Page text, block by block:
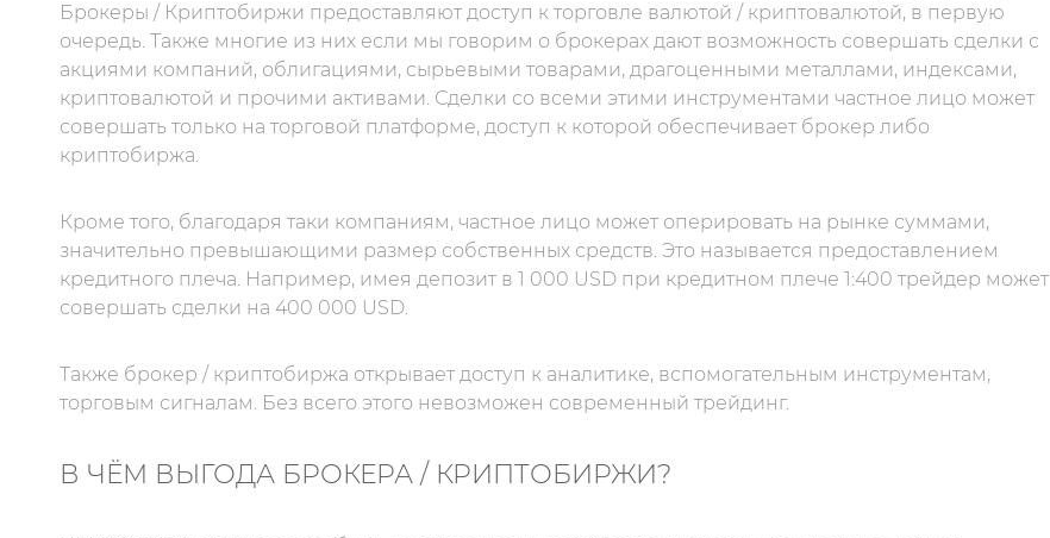
Брокеры / Криптобиржи предоставляют доступ к торговле валютой / криптовалютой, в первую
очередь. Также многие из них если мы говорим о брокерах дают возможность совершать сделки с
акциями компаний, облигациями, сырьевыми товарами, драгоценными металлами, индексами,
криптовалютой и прочими активами. Сделки со всеми этими инструментами частное лицо может
совершать только на торговой платформе, доступ к которой обеспечивает брокер либо
криптобиржа.
Кроме того, благодаря таки компаниям, частное лицо может оперировать на рынке суммами,
значительно превышающими размер собственных средств. Это называется предоставлением
кредитного плеча. Например, имея депозит в 1 000 USD при кредитном плече 1:400 трейдер может
совершать сделки на 400 000 USD.
Также брокер / криптобиржа открывает доступ к аналитике, вспомогательным инструментам,
торговым сигналам. Без всего этого невозможен современный трейдинг.
В ЧЁМ ВЫГОДА БРОКЕРА / КРИПТОБИРЖИ?